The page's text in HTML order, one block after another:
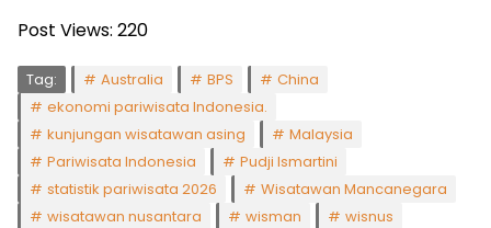
Post Views: 220
Tag: Australia BPS
China
ekonomi pariwisata Indonesia.
kunjungan wisatawan asing
Malaysia
Pariwisata Indonesia
Pudji Ismartini
statistik pariwisata 2026
Wisatawan Mancanegara
wisatawan nusantara
wisman wisnus